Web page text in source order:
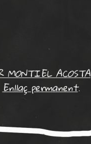
MONTIEL ACOSTA
Enllaç permanent.